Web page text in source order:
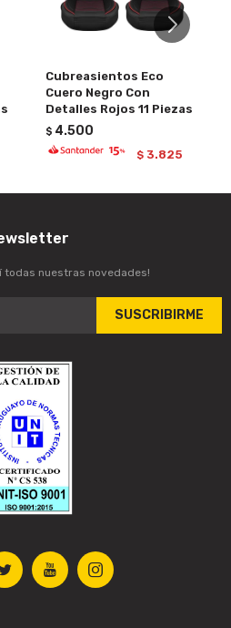
Cubreasientos Eco
Cuero Negro Con
Detalles Rojos 11 Piezas
$ 4.500
$ 3.825
 
todas nuestras novedades!
SUSCRIBIRME